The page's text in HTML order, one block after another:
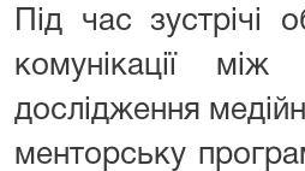
Під час зустрічі
комунікації
дослідження
менторську